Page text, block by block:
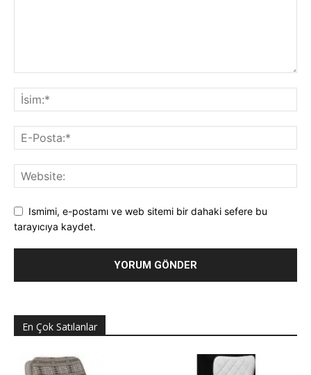
Ismimi, e-postamı ve web sitemi bir dahaki sefere bu
tarayıcıya kaydet.
En Çok Satılanlar